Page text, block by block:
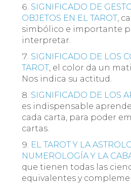
SIGNIFICADO DE
OBJETOS EN EL TAROT,
simbólico e importante
interpretar.
SIGNIFICADO DE LOS
TAROT, el color da un
Nos indica su actitud.
SIGNIFICADO DE LOS
es indispensable
cada carta, para poder
cartas.
EL TAROT Y LA
NUMEROLOGÍA Y LA
que tienen todas las
equivalentes y